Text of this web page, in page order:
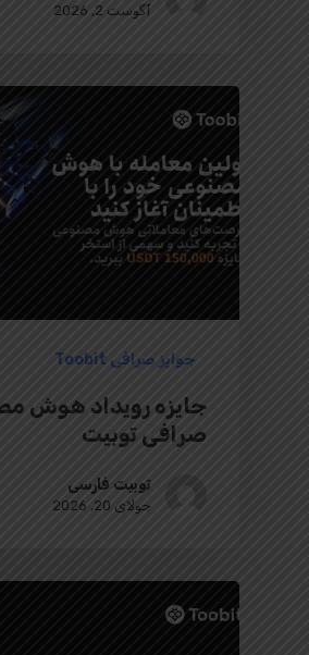
آگوست 2, 2026
جوایز صرافی Toobit
جایزه رویداد هوش
صرافی توبیت
توبیت فارسی
جولای 20, 2026